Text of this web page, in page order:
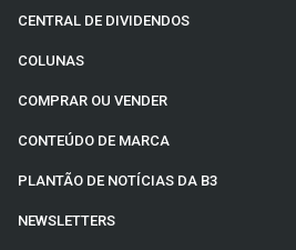
CENTRAL DE DIVIDENDOS
COLUNAS
COMPRAR OU VENDER
CONTEÚDO DE MARCA
PLANTÃO DE NOTÍCIAS DA B3
NEWSLETTERS